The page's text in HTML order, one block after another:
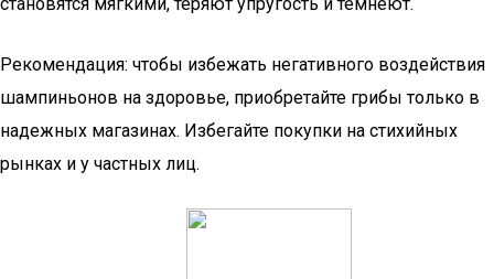
Рекомендация: чтобы избежать негативного воздействия
шампиньонов на здоровье, приобретайте грибы только в
надежных магазинах. Избегайте покупки на стихийных
рынках и у частных лиц.